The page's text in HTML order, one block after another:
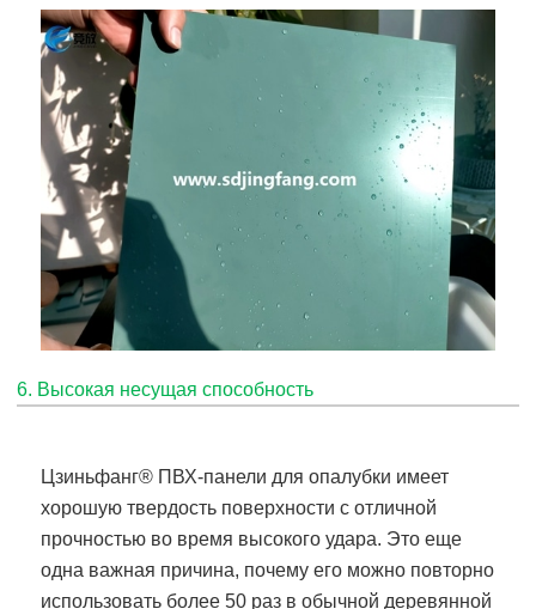
6. Высокая несущая способность
Цзиньфанг® ПВХ-панели для опалубки имеет
хорошую твердость поверхности с отличной
прочностью во время высокого удара. Это еще
одна важная причина, почему его можно повторно
использовать более 50 раз в обычной деревянной